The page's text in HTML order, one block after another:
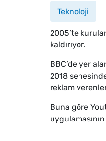
Teknoloji
2005’te
kaldırıyor.
BBC’de yer
2018
reklam
Buna göre